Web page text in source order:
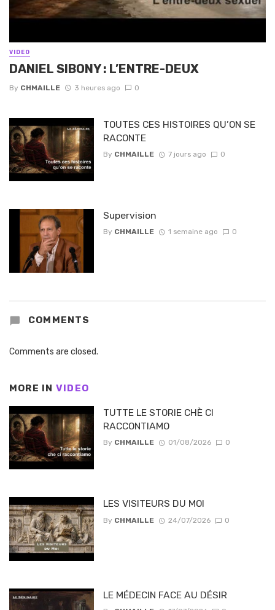
VIDEO
DANIEL SIBONY : L’ENTRE-DEUX
By CHMAILLE 3 heures ago 0
TOUTES CES HISTOIRES QU’ON SE
RACONTE
By CHMAILLE 7 jours ago 0
Supervision
By CHMAILLE 1 semaine ago 0
COMMENTS
Comments are closed.
MORE IN VIDEO
TUTTE LE STORIE CHÈ CI
RACCONTIAMO
By CHMAILLE 01/08/2026 0
LES VISITEURS DU MOI
By CHMAILLE 24/07/2026 0
LE MÉDECIN FACE AU DÉSIR